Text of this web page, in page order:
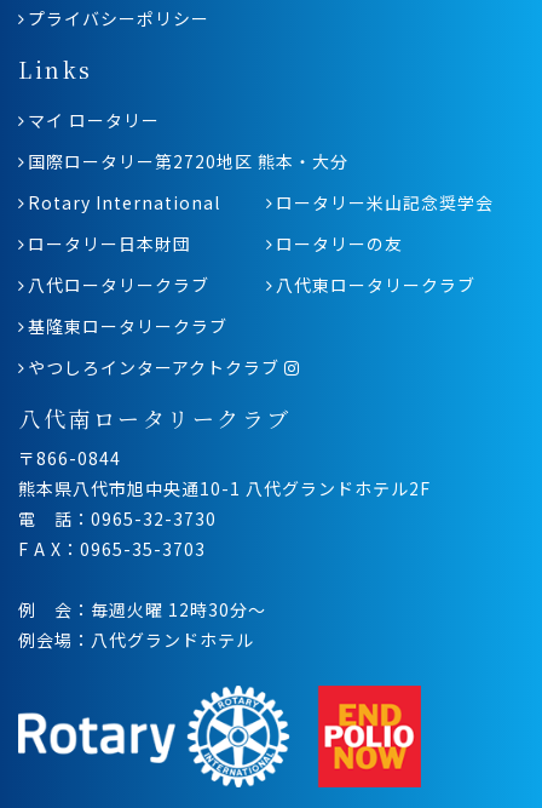
プライバシーポリシー
Links
マイ ロータリー
国際ロータリー第2720地区 熊本・大分
Rotary International
ロータリー米山記念奨学会
ロータリー日本財団
ロータリーの友
八代ロータリークラブ
八代東ロータリークラブ
基隆東ロータリークラブ
やつしろインターアクトクラブ
八代南ロータリークラブ
〒866-0844
熊本県八代市旭中央通10-1 八代グランドホテル2F
電 話：0965-32-3730
F A X：0965-35-3703
例 会：毎週火曜 12時30分〜
例会場：八代グランドホテル